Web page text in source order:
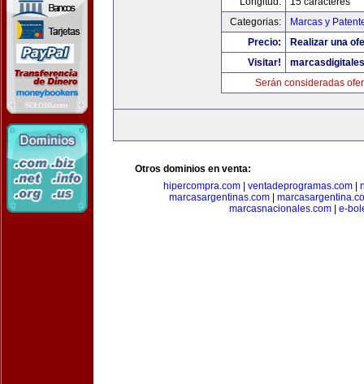
Categorias:
Marcas y
Precio:
Realizar una
Visitar!
Serán consideradas
Otros dominios en venta:
hipercompra.com
ventadeprogramas.com
marcasargentinas.com
marcasnacionales.com| e-